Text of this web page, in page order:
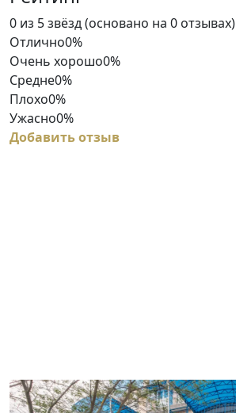
Rated
0
out
of
5
0 из 5 звёзд (основано на 0 отзывах)
Отлично0%
Очень хорошо0%
Средне0%
Плохо0%
Ужасно0%
Добавить отзыв